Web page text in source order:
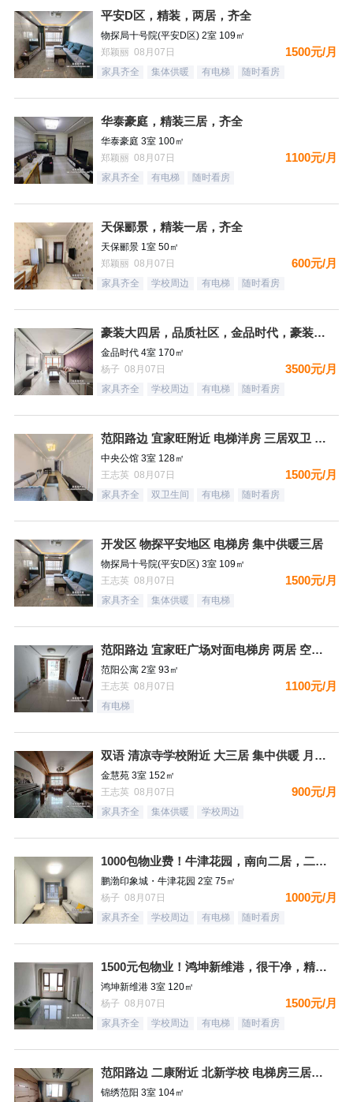
平安D区，精装，两居，齐全
物探局十号院(平安D区) 2室 109㎡
郑颖丽 08月07日
1500元/月
家具齐全 集体供暖 有电梯 随时看房
华泰豪庭，精装三居，齐全
华泰豪庭 3室 100㎡
郑颖丽 08月07日
1100元/月
家具齐全 有电梯 随时看房
天保郦景，精装一居，齐全
天保郦景 1室 50㎡
郑颖丽 08月07日
600元/月
家具齐全 学校周边 有电梯 随时看房
豪装大四居，品质社区，金品时代，豪装双卫，看房有钥匙
金品时代 4室 170㎡
杨子 08月07日
3500元/月
家具齐全 学校周边 有电梯 随时看房
范阳路边 宜家旺附近 电梯洋房 三居双卫 有钥匙
中央公馆 3室 128㎡
王志英 08月07日
1500元/月
家具齐全 双卫生间 有电梯 随时看房
开发区 物探平安地区 电梯房 集中供暖三居
物探局十号院(平安D区) 3室 109㎡
王志英 08月07日
1500元/月
家具齐全 集体供暖 有电梯
范阳路边 宜家旺广场对面电梯房 两居 空房 可配齐
范阳公寓 2室 93㎡
王志英 08月07日
1100元/月
有电梯
双语 清凉寺学校附近 大三居 集中供暖 月租900
金慧苑 3室 152㎡
王志英 08月07日
900元/月
家具齐全 集体供暖 学校周边
1000包物业费！牛津花园，南向二居，二个空调，看房有钥匙
鹏渤印象城・牛津花园 2室 75㎡
杨子 08月07日
1000元/月
家具齐全 学校周边 有电梯 随时看房
1500元包物业！鸿坤新维港，很干净，精装自住标准，都齐全，
鸿坤新维港 3室 120㎡
杨子 08月07日
1500元/月
家具齐全 学校周边 有电梯 随时看房
范阳路边 二康附近 北新学校 电梯房三居室 拎包即住
锦绣范阳 3室 104㎡